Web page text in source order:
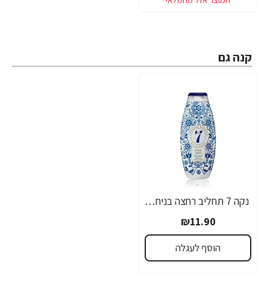
קנה גם
נקה 7 תחליב רחצה בניחוח פיטנגו סווידיש ריטואלש - 750 מ"ל
₪11.90
הוסף לעגלה